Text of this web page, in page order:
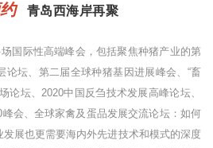
青岛西海岸再聚
国际性高端峰会，包括聚焦种猪产业的第
论坛、第二届全球种猪基因进展峰会、“畜
论坛、2020中国反刍技术发展高峰论坛、
会、全球家禽及蛋品发展交流论坛：如何
展也更需要海内外先进技术和模式的深度